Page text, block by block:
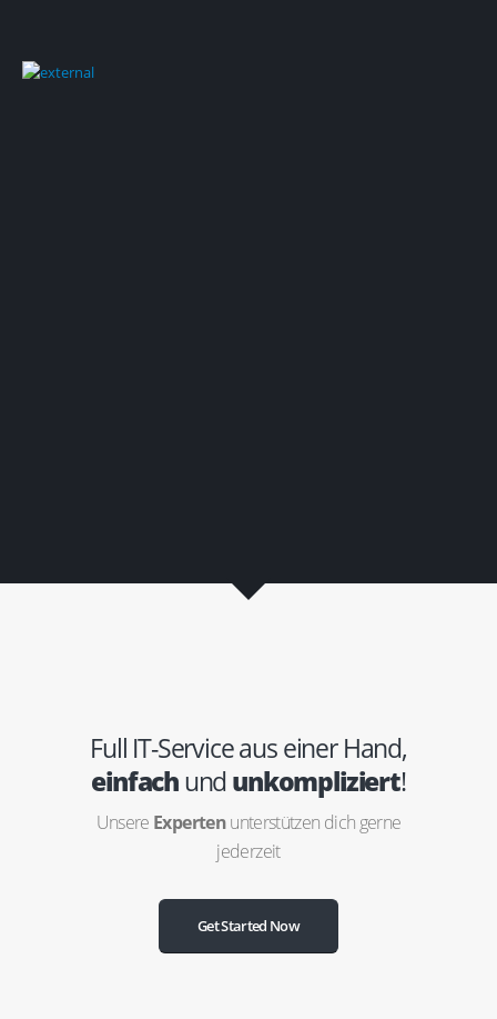
Full IT-Service aus einer Hand,
einfachundunkompliziert!
Unsere Expertenunterstützen dich gerne
jederzeit
Get Started Now